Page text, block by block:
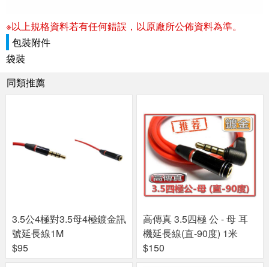
※以上規格資料若有任何錯誤，以原廠所公佈資料為準。
包裝附件
袋裝
同類推薦
3.5公4極對3.5母4極鍍金訊
號延長線1M
$95
高傳真 3.5四極 公 - 母 耳
機延長線(直-90度) 1米
$150